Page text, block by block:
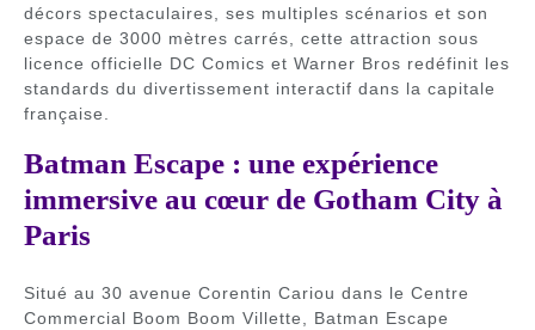
décors spectaculaires, ses multiples scénarios et son
espace de 3000 mètres carrés, cette attraction sous
licence officielle DC Comics et Warner Bros redéfinit les
standards du divertissement interactif dans la capitale
française.
Batman Escape : une expérience
immersive au cœur de Gotham City à
Paris
Situé au 30 avenue Corentin Cariou dans le Centre
Commercial Boom Boom Villette, Batman Escape